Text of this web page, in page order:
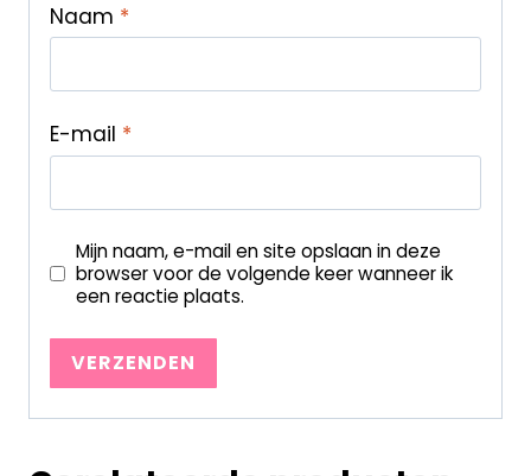
Naam *
E-mail *
Mijn naam, e-mail en site opslaan in deze
browser voor de volgende keer wanneer ik
een reactie plaats.